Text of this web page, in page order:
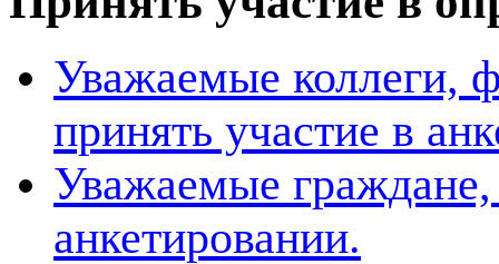
Уважаемые коллеги,
принять участие в
Уважаемые
анкетировании.